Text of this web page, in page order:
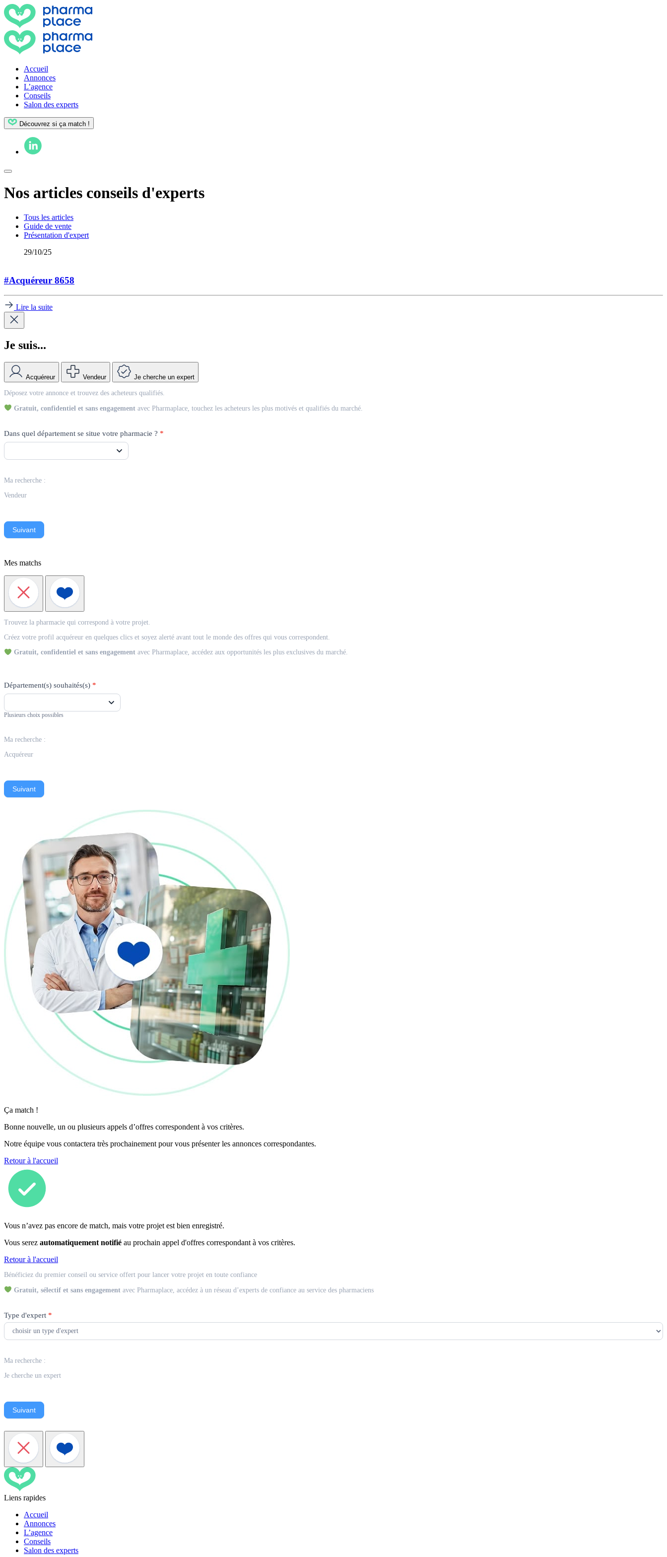
Accueil
Annonces
L’agence
Conseils
Salon des experts
Découvrez si ça match !
Nos articles conseils d'experts
Tous les articles
Guide de vente
Présentation d'expert
29/10/25
#Acquéreur 8658
Lire la suite
Je suis...
Acquéreur Vendeur Je cherche un expert
Vendeur
Déposez votre annonce et trouvez des acheteurs qualifiés.
Gratuit, confidentiel et sans engagement avec Pharmaplace, touchez les acheteurs les plus motivés et qualifiés du marché.
Dans quel département se situe votre pharmacie ? *
Ma recherche :
Vendeur
Suivant
Mes matchs
Acquéreur
Trouvez la pharmacie qui correspond à votre projet.
Créez votre profil acquéreur en quelques clics et soyez alerté avant tout le monde des offres qui vous correspondent.
Gratuit, confidentiel et sans engagementavec Pharmaplace, accédez aux opportunités les plus exclusives du marché.
Département(s) souhaités(s) *
Plusieurs choix possibles
Ma recherche :
Acquéreur
Suivant
Ça match !
Bonne nouvelle, un ou plusieurs appels d’offres correspondent à vos critères.
Notre équipe vous contactera très prochainement pour vous présenter les annonces correspondantes.
Retour à l'accueil
Vous n’avez pas encore de match, mais votre projet est bien enregistré.
Vous serez automatiquement notifié au prochain appel d'offres correspondant à vos critères.
Retour à l'accueil
Expert
Bénéficiez du premier conseil ou service offert pour lancer votre projet en toute confiance
Gratuit, sélectif et sans engagementavec Pharmaplace, accédez à un réseau d’experts de confiance au service des pharmaciens
Type d'expert *
Ma recherche :
Je cherche un expert
Suivant
Liens rapides
Accueil
Annonces
L’agence
Conseils
Salon des experts